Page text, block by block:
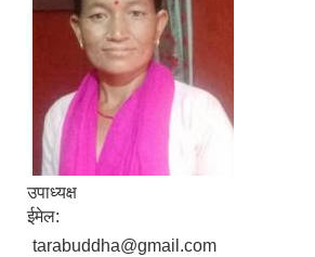
उपाध्यक्ष
ईमेल:
tarabuddha@gmail.com